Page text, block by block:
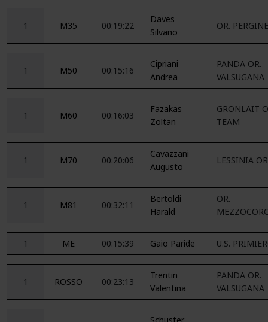
1 M35 00:19:22
Daves
Silvano
OR. PERGINE
1 M50 00:15:16
Cipriani
Andrea
PANDA OR.
VALSUGANA
1 M60 00:16:03
Fazakas
Zoltan
GRONLAIT
TEAM
1 M70 00:20:06
Cavazzani
Augusto
LESSINIA
1 M81 00:32:11
Bertoldi
Harald
OR.
1 ME 00:15:39 Gaio Paride U.S.
1 ROSSO 00:23:13
Trentin
Valentina
PANDA OR.
VALSUGANA